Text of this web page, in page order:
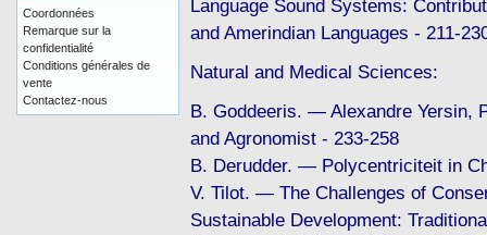
Language Sound Systems:
and Amerindian Languages - 211-
Natural and Medical Sciences:
B. Goddeeris. — Alexandre Yersin,
and Agronomist - 233-258
B. Derudder. — Polycentriciteit in
V. Tilot. — The Challenges of
Sustainable Development:
Coordonnées
Remarque sur la
confidentialité
Conditions générales de
vente
Contactez-nous